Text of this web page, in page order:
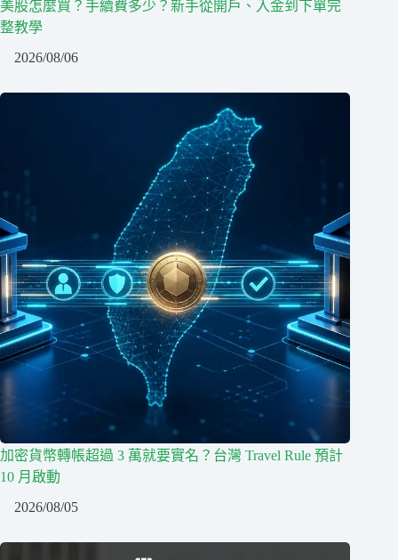
美股怎麼買？手續費多少？新手從開戶、入金到下單完
整教學
2026/08/06
加密貨幣轉帳超過 3 萬就要實名？台灣 Travel Rule 預計
10 月啟動
2026/08/05